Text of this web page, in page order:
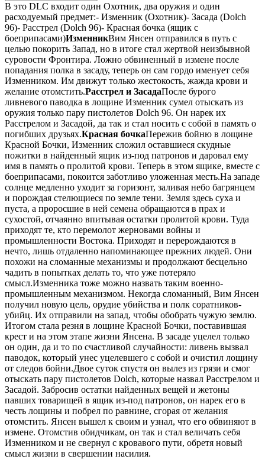
В это DLC входит один Охотник, два оружия и один
расходуемый предмет:- Изменник (Охотник)- Засада (Dolch
96)- Расстрел (Dolch 96)- Красная бочка (ящик с
боеприпасами)ИзменникВим Янсен отправился в путь с
целью покорить Запад, но в итоге стал жертвой неизбывной
суровости Фронтира. Ложно обвиненный в измене после
попадания полка в засаду, теперь он сам гордо именует себя
Изменником. Им движут только жестокость, жажда крови и
желание отомстить.Расстрел и ЗасадаПосле бурого
ливневого паводка в лощине Изменник сумел отыскать из
оружия только пару пистолетов Dolch 96. Он нарек их
Расстрелом и Засадой, да так и стал носить с собой в память о
погибших друзьях.Красная бочкаПережив бойню в лощине
Красной Бочки, Изменник сложил оставшиеся скудные
пожитки в найденный ящик из-под патронов и даровал ему
имя в память о пролитой крови. Теперь в этом ящике, вместе с
боеприпасами, покоится заботливо уложенная месть.На западе
солнце медленно уходит за горизонт, заливая небо багрянцем
и порождая стелющиеся по земле тени. Земля здесь суха и
пуста, а проросшие в ней семена обращаются в прах и
сухостой, отчаянно впитывая остатки пролитой крови. Туда
приходят те, кто перемолот жерновами войны и
промышленности Востока. Приходят и перерождаются в
нечто, лишь отдаленно напоминающее прежних людей. Они
похожи на сломанные механизмы и продолжают бесцельно
чадить в попытках делать то, что уже потеряло
смысл.Изменника тоже можно назвать таким военно-
промышленным механизмом. Некогда сломанный, Вим Янсен
получил новую цель, орудие убийства и полк соратников-
убийц. Их отправили на запад, чтобы обобрать чужую землю.
Итогом стала резня в лощине Красной Бочки, поставившая
крест и на этом этапе жизни Янсена. В засаде уцелел только
он один, да и то по счастливой случайности: ливень вызвал
паводок, который унес уцелевшего с собой и очистил лощину
от следов бойни.Двое суток спустя он вылез из грязи и смог
отыскать пару пистолетов Dolch, которые назвал Расстрелом и
Засадой. Забросив остатки найденных вещей и жетоны
павших товарищей в ящик из-под патронов, он нарек его в
честь лощины и побрел по равнине, сгорая от желания
отомстить. Янсен вышел к своим и узнал, что его обвиняют в
измене. Отомстив обидчикам, он так и стал величать себя
Изменником и не свернул с кровавого пути, обретя новый
смысл жизни в свершении насилия.